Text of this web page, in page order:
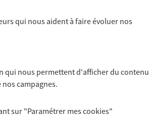
qui nous aident à faire évoluer nos
qui nous permettent d'afficher du contenu
campagnes.
sur "Paramétrer mescookies"